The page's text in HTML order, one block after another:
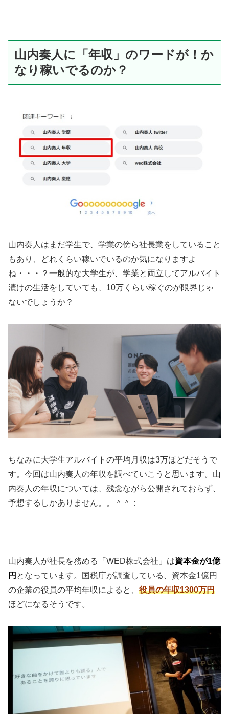
山内奏人に「年収」のワードが！か
なり稼いでるのか？
山内奏人はまだ学生で、学業の傍ら社長業をしていること
もあり、どれくらい稼いでいるのか気になりますよ
ね・・・？一般的な大学生が、学業と両立してアルバイト
漬けの生活をしていても、10万くらい稼ぐのが限界じゃ
ないでしょうか？
ちなみに大学生アルバイトの平均月収は3万ほどだそうで
す。今回は山内奏人の年収を調べていこうと思います。山
内奏人の年収については、残念ながら公開されておらず、
予想するしかありません。。＾＾：
山内奏人が社長を務める「WED株式会社」は資本金が1億
円 となっています。国税庁が調査している、資本金1億円
の企業の役員の平均年収によると、 役員の年収1300万円
ほどになるそうです。